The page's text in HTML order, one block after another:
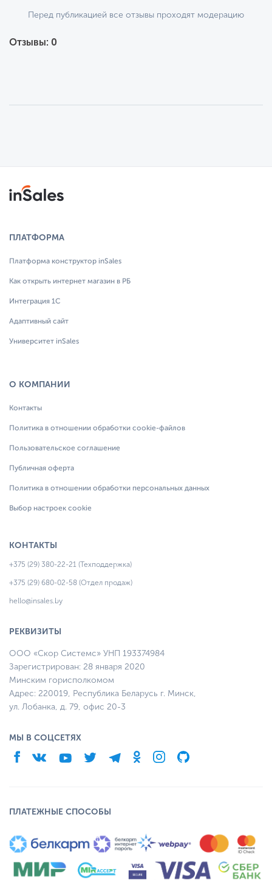
Перед публикацией все отзывы проходят модерацию
Отзывы: 0
ПЛАТФОРМА
Платформа конструктор inSales
Как открыть интернет магазин в РБ
Интеграция 1С
Адаптивный сайт
Университет inSales
О КОМПАНИИ
Контакты
Политика в отношении обработки cookie-файлов
Пользовательское соглашение
Публичная оферта
Политика в отношении обработки персональных данных
Выбор настроек cookie
КОНТАКТЫ
+375 (29) 380-22-21 (Техподдержка)
+375 (29) 680-02-58 (Отдел продаж)
hello@insales.by
РЕКВИЗИТЫ
ООО «Скор Системс» УНП 193374984
Зарегистрирован: 28 января 2020
Минским горисполкомом
Адрес: 220019, Республика Беларусь г. Минск,
ул. Лобанка, д. 79, офис 20-3
МЫ В СОЦСЕТЯХ
ПЛАТЕЖНЫЕ СПОСОБЫ